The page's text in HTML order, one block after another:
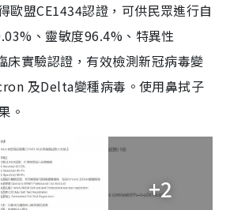
歐盟CE1434認證，可供民眾進行自
、靈敏度96.4%、特異性
床實驗認證，有效檢測新冠病毒變
及Delta變種病毒。使用鼻拭子
。
+2